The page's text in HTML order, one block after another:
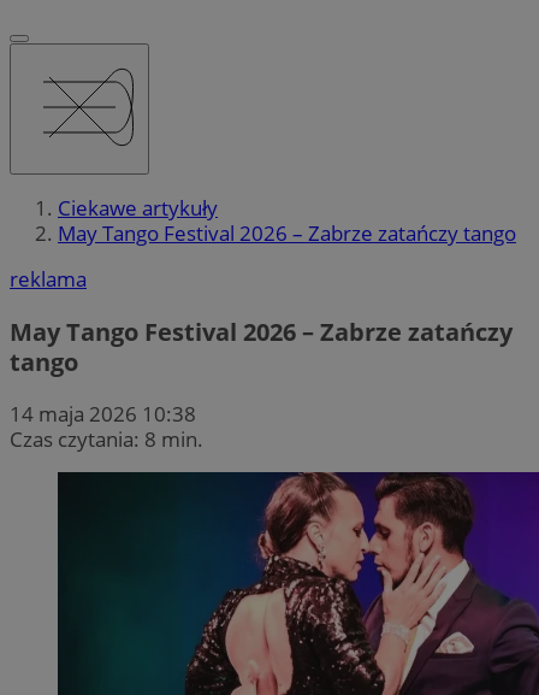
Ciekawe artykuły
May Tango Festival 2026 – Zabrze zatańczy tango
reklama
May Tango Festival 2026 – Zabrze zatańczy
tango
14 maja 2026 10:38
Czas czytania: 8 min.